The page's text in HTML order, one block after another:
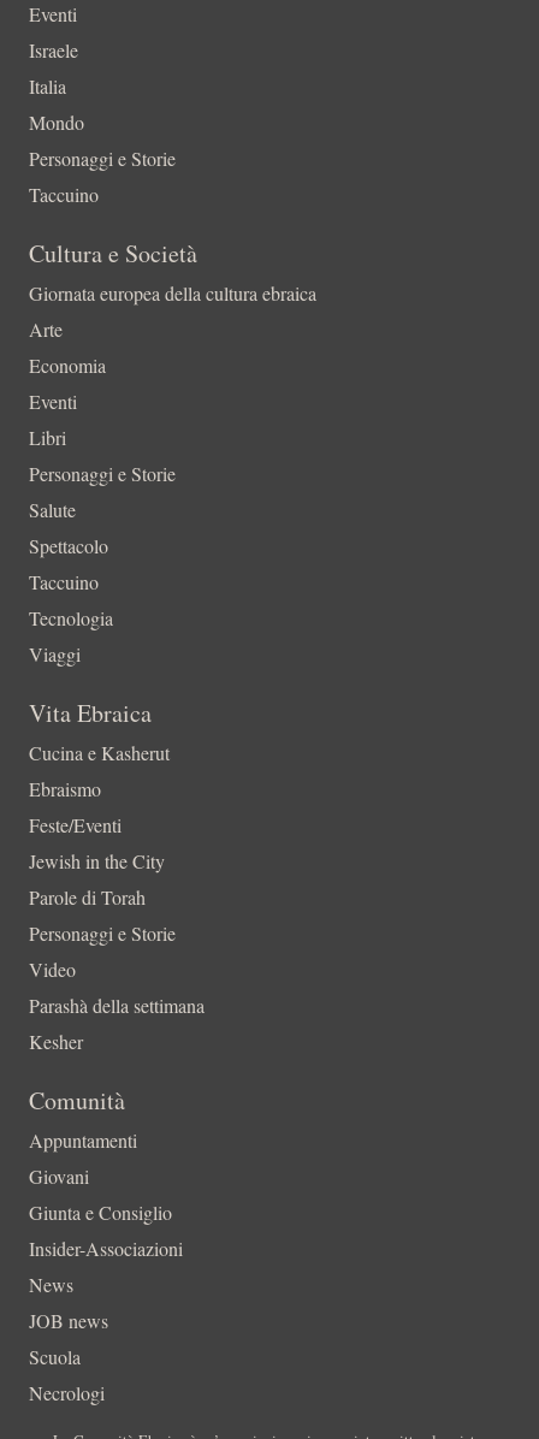
Eventi
Israele
Italia
Mondo
Personaggi e Storie
Taccuino
Cultura e Società
Giornata europea della cultura ebraica
Arte
Economia
Eventi
Libri
Personaggi e Storie
Salute
Spettacolo
Taccuino
Tecnologia
Viaggi
Vita Ebraica
Cucina e Kasherut
Ebraismo
Feste/Eventi
Jewish in the City
Parole di Torah
Personaggi e Storie
Video
Parashà della settimana
Kesher
Comunità
Appuntamenti
Giovani
Giunta e Consiglio
Insider-Associazioni
News
JOB news
Scuola
Necrologi